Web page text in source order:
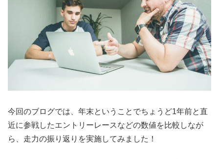
今回のブログでは、年末ということでちょうど1年前と直
近に参戦したエントリーレースなどの数値を比較しなが
ら、走力の振り返りを実施してみました！